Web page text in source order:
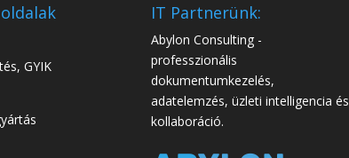
GYIK
IT Partnerünk:
Abylon Consulting -
professzionális
dokumentumkezelés,
adatelemzés, üzleti intelligencia és
kollaboráció.